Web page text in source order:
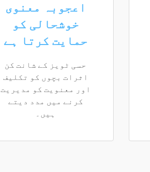
اعجوبہ معنوی
خوشحالی کو
حمایت کرتا ہے
حسی ٹویز کے شانت کن
اثرات بچوں کو تکلیف
اور معنویت کو مدیریت
کرنے میں مدد دیتے
ہیں۔